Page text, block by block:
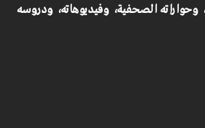
وحواراته الصحفية، وفيديوهاته، ودروسه